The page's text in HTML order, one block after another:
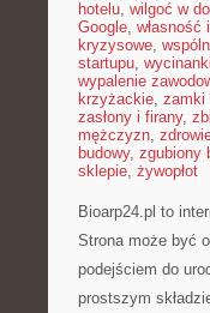
hotelu, wilgoć w
Google, własność
kryzysowe,
startupu,
wypalenie
krzyżackie, zamki
zasłony i firany,
mężczyzn,
budowy, zgubiony
sklepie, żywopłot
Bioarp24.pl to
Strona może być
podejściem do
prostszym